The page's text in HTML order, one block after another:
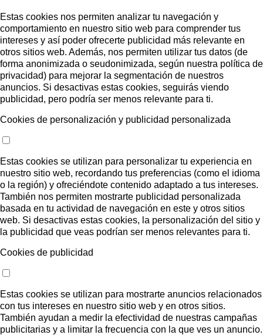
Estas cookies nos permiten analizar tu navegación y
comportamiento en nuestro sitio web para comprender tus
intereses y así poder ofrecerte publicidad más relevante en
otros sitios web. Además, nos permiten utilizar tus datos (de
forma anonimizada o seudonimizada, según nuestra política de
privacidad) para mejorar la segmentación de nuestros
anuncios. Si desactivas estas cookies, seguirás viendo
publicidad, pero podría ser menos relevante para ti.
Cookies de personalización y publicidad personalizada
Estas cookies se utilizan para personalizar tu experiencia en
nuestro sitio web, recordando tus preferencias (como el idioma
o la región) y ofreciéndote contenido adaptado a tus intereses.
También nos permiten mostrarte publicidad personalizada
basada en tu actividad de navegación en este y otros sitios
web. Si desactivas estas cookies, la personalización del sitio y
la publicidad que veas podrían ser menos relevantes para ti.
Cookies de publicidad
Estas cookies se utilizan para mostrarte anuncios relacionados
con tus intereses en nuestro sitio web y en otros sitios.
También ayudan a medir la efectividad de nuestras campañas
publicitarias y a limitar la frecuencia con la que ves un anuncio.